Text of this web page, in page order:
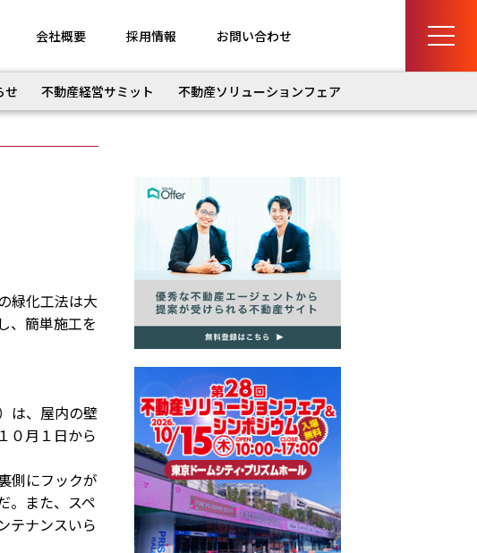
会社概要 採用情報 お問い合わせ
せ 不動産経営サミット 不動産ソリューションフェア
緑化工法は大
、簡単施工を
は、屋内の壁
０月１日から
側にフックが
。また、スペ
テナンスいら